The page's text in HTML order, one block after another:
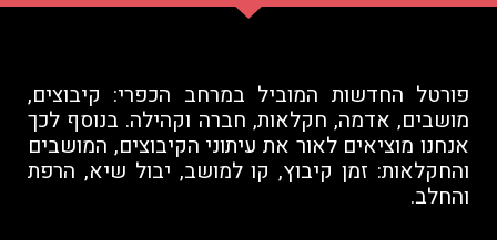
פורטל החדשות המוביל במרחב הכפרי: קיבוצים,
מושבים, אדמה, חקלאות, חברה וקהילה. בנוסף לכך
אנחנו מוציאים לאור את עיתוני הקיבוצים, המושבים
והחקלאות: זמן קיבוץ, קו למושב, יבול שיא, הרפת
והחלב.